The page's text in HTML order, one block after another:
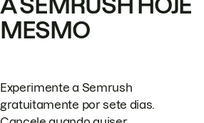
A SEMRUSH HOJE
MESMO
Experimente a Semrush
gratuitamente por sete dias.